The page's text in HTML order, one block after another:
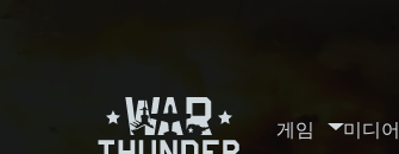
게임 미디어